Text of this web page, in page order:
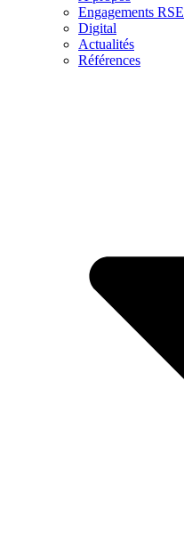
Engagements RSE
Digital
Actualités
Références